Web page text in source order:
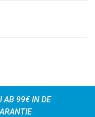
AB 99€ IN DE